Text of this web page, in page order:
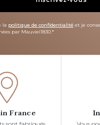
la politique de confidentialité et je
par Mauviel1830.*
France